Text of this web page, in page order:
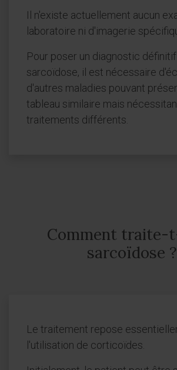
Il n'existe actuellement aucun
laboratoire ni d'imagerie
Pour poser un diagnostic
sarcoïdose, il est nécessaire
d'autres maladies pouvant
tableau similaire mais
traitements différents.
Comment traite-
sarcoïdose ?
Le traitement repose
l'utilisation de corticoïdes.